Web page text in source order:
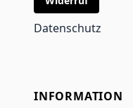
Datenschutz
INFORMATION